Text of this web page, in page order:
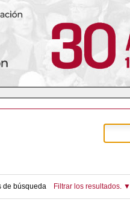
de búsqueda Filtrar los resultados.